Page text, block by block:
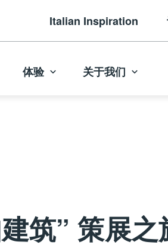
Italian Inspiration
体验 关于我们
筑” 策展